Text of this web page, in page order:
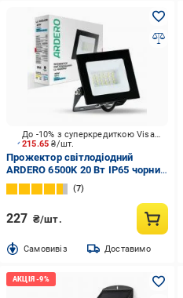
215.65₴/шт.
До -10% з суперкредиткою Visa Вигода
Прожектор світлодіодний
ARDERO 6500K 20 Вт IP65 чорний
LL-1020ARD
7
227 ₴/шт.
Cамовивіз Доставимо